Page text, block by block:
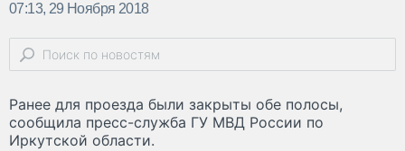
07:13, 29 Ноября 2018
Ранее для проезда были закрыты обе полосы,
сообщила пресс-служба ГУ МВД России по
Иркутской области.